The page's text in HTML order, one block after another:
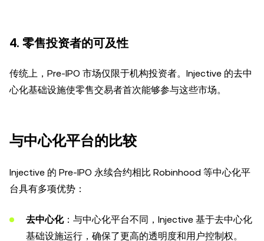
4. 零售投资者的可及性
传统上，Pre-IPO 市场仅限于机构投资者。Injective 的去中
心化基础设施使零售交易者首次能够参与这些市场。
与中心化平台的比较
Injective 的 Pre-IPO 永续合约相比 Robinhood 等中心化平
台具有多项优势：
去中心化：与中心化平台不同，Injective 基于去中心化
基础设施运行，确保了更高的透明度和用户控制权。